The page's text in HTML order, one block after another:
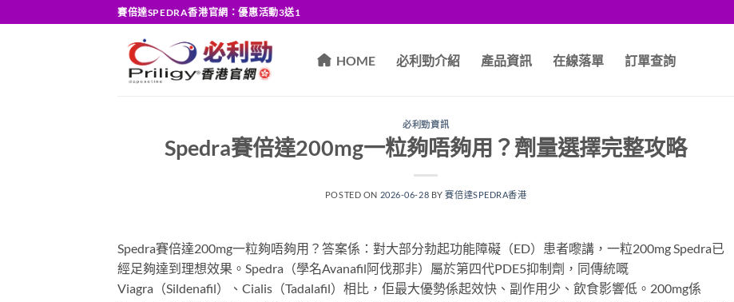
賽倍達SPEDRA香港官網：優惠活動3送1
HOME 必利勁介紹 產品資訊 在線落單 訂單查詢
必利勁資訊
Spedra賽倍達200mg一粒夠唔夠用？劑量選擇完整攻略
POSTED ON 2026-06-28 BY賽倍達SPEDRA香港
Spedra賽倍達200mg一粒夠唔夠用？答案係：對大部分勃起功能障礙（ED）患者嚟講，一粒200mg Spedra已
經足夠達到理想效果。Spedra（學名Avanafil阿伐那非）屬於第四代PDE5抑制劑，同傳統嘅
Viagra（Sildenafil）、Cialis（Tadalafil）相比，佢最大優勢係起效快、副作用少、飲食影響低。200mg係